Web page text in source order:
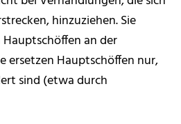
hinzuziehen. Sie
an der
ersetzen Hauptschöffen nur,
sind (etwa durch